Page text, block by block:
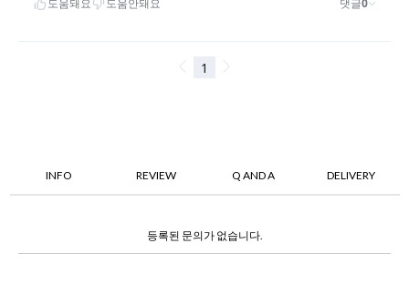
INFO REVIEW Q AND A DELIVERY
등록된 문의가 없습니다.